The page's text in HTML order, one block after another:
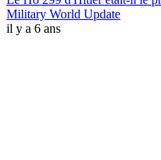
Military World Update
il y a 6 ans